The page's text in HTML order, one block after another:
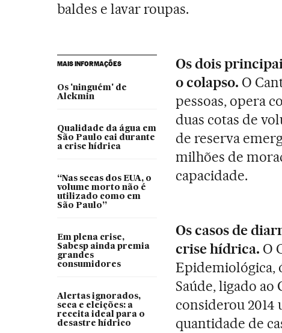
baldes e lavar roupas.
MAIS INFORMAÇÕES
Os 'ninguém' de
Alckmin
Qualidade da água em
São Paulo cai durante
a crise hídrica
“Nas secas dos EUA, o
volume morto não é
utilizado como em
São Paulo”
Em plena crise,
Sabesp ainda premia
grandes
consumidores
Alertas ignorados,
seca e eleições: a
receita ideal para o
desastre hídrico
Os dois
o colapso. O
pessoas, opera
duas cotas de
de reserva
milhões de
capacidade.
Os casos de
crise hídrica. O
Epidemiológica,
Saúde, ligado
considerou 2014
quantidade de